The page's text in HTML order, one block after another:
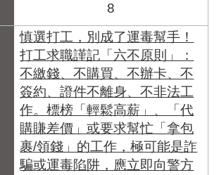
8
慎選打工，別成了運毒幫手！
打工求職謹記「六不原則」：
不繳錢、不購買、不辦卡、不
簽約、證件不離身、不非法工
作。標榜「輕鬆高薪」、「代
購賺差價」或要求幫忙「拿包
裹/領錢」的工作，極可能是詐
騙或運毒陷阱，應立即向警方